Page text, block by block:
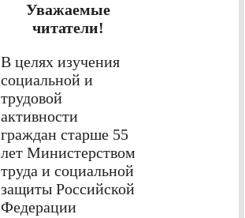
Уважаемые
читатели!
В целях изучения
социальной и
трудовой
активности
граждан старше 55
лет Министерством
труда и социальной
защиты Российской
Федерации